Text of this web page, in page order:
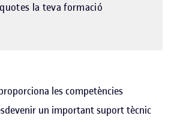
la teva formació
les competències
un important suport tècnic